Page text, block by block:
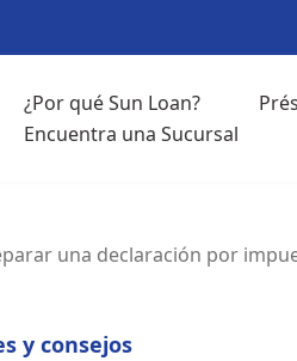
¿Por qué Sun Loan?
Encuentra una Sucursal
una declaración por
y consejos